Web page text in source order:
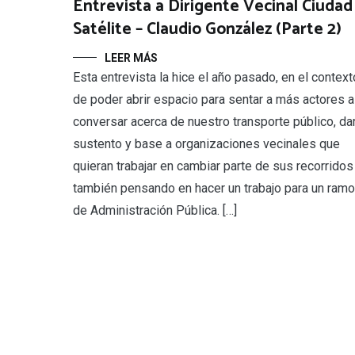
Entrevista a Dirigente Vecinal Ciudad
Satélite – Claudio González (Parte 2)
LEER MÁS
Esta entrevista la hice el año pasado, en el
de poder abrir espacio para sentar a más actores a
conversar acerca de nuestro transporte público,
sustento y base a organizaciones vecinales que
quieran trabajar en cambiar parte de sus
también pensando en hacer un trabajo para un ramo
de Administración Pública. […]